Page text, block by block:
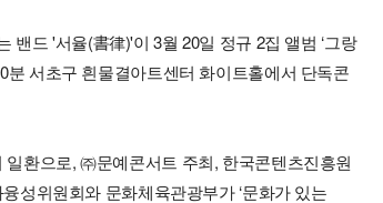
드 '서율(書律)'이 3월 20일 정규 2집 앨범 ‘그랑
분 서초구 흰물결아트센터 화이트홀에서 단독콘
일환으로, ㈜문예콘서트 주최, 한국콘텐츠진흥원
성위원회와 문화체육관광부가 ‘문화가 있는